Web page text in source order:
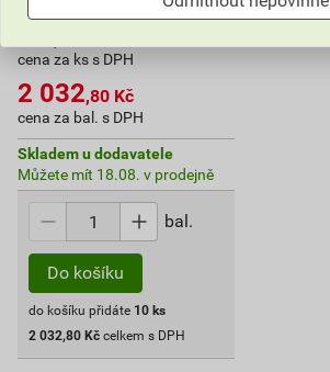
cena za ks s DPH
2 032,80 Kč
cena za bal. s DPH
Skladem u dodavatele
Můžete mít 18.08. v prodejně
bal.
Do košíku
do košíku přidáte 10 ks
2 032,80 Kč celkem s DPH